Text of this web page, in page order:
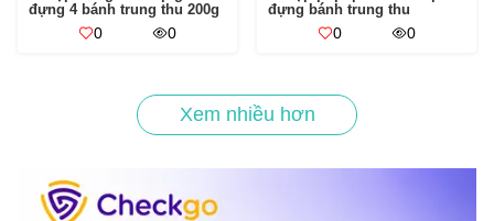
đựng 4 bánh trung thu 200g
0 0
đựng bánh trung thu
0 0
Xem nhiều hơn